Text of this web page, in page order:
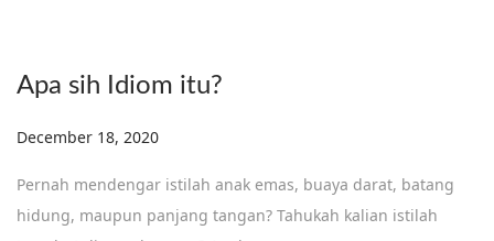
Apa sih Idiom itu?
Posted on
December 18, 2020
Pernah mendengar istilah anak emas, buaya darat, batang
hidung, maupun panjang tangan? Tahukah kalian istilah